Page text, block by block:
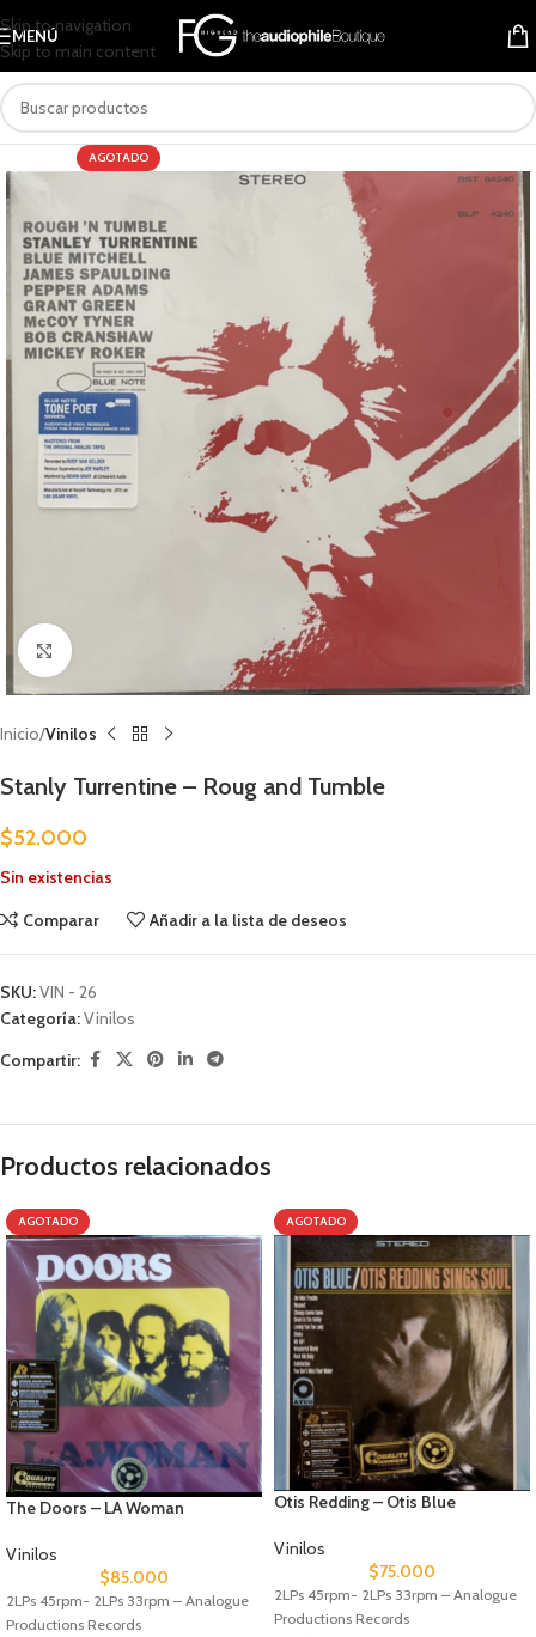
Skip to navigation
Skip to main content
MENÚ
AGOTADO
Clic para ampliar
Inicio Vinilos
Stanly Turrentine – Roug and Tumble
$52.000
Sin existencias
Comparar
Añadir a la lista de deseos
SKU:VIN - 26
Categoría:Vinilos
Compartir:
Productos relacionados
AGOTADO
The Doors – LA Woman
Vinilos
$85.000
2LPs 45rpm- 2LPs 33rpm – Analogue
Productions Records
AGOTADO
Otis Redding – Otis Blue
Vinilos
$75.000
2LPs 45rpm- 2LPs 33rpm – Analogue
Productions Records